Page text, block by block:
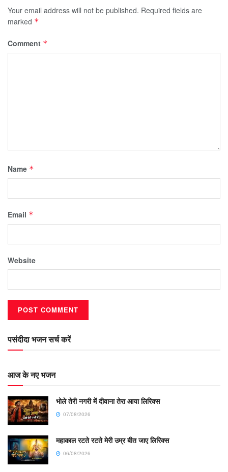
Your email address will not be published. Required fields are
marked *
Comment *
Name *
Email *
Website
पसंदीदा भजन सर्च करें
आज के नए भजन
भोले तेरी नगरी में दीवाना तेरा आया लिरिक्स
07/08/2026
महाकाल रटते रटते मेरी उम्र बीत जाए लिरिक्स
06/08/2026